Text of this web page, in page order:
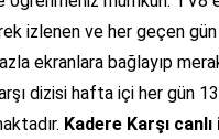
izlenen ve her geçen
ekranlara bağlayıp
dizisi hafta içi her gün
Kadere Karşı canlı